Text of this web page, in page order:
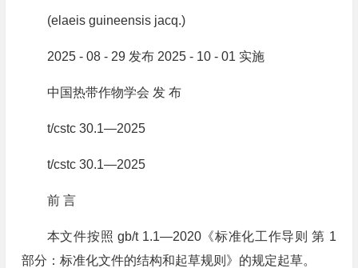
(elaeis guineensis jacq.)
2025 - 08 - 29 发布 2025 - 10 - 01 实施
中国热带作物学会 发 布
t/cstc 30.1—2025
t/cstc 30.1—2025
前 言
本文件按照 gb/t 1.1—2020《标准化工作导则 第 1
部分：标准化文件的结构和起草规则》的规定起草。